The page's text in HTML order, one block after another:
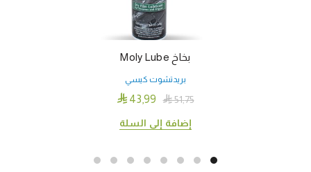
بخاخ Moly Lube
بريدتشوت كيسي

51٫75  43٫99
إضافة إلى السلة